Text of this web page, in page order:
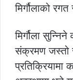
मिर्गौलाको
मिर्गौला
संक्रमण जस्तो